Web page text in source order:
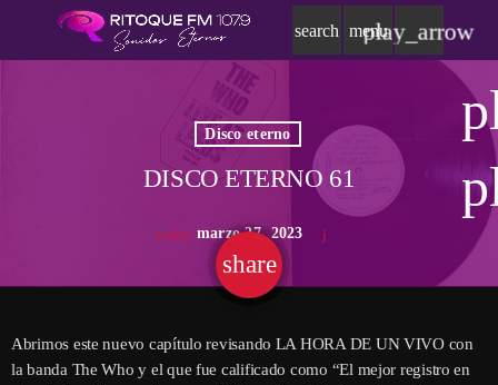
search menu
play_arrow
Disco eterno
DISCO ETERNO 61
today marzo 27, 2023
share
email
Abrimos este nuevo capítulo revisando LA HORA DE UN VIVO con
la banda The Who y el que fue calificado como “El mejor registro en